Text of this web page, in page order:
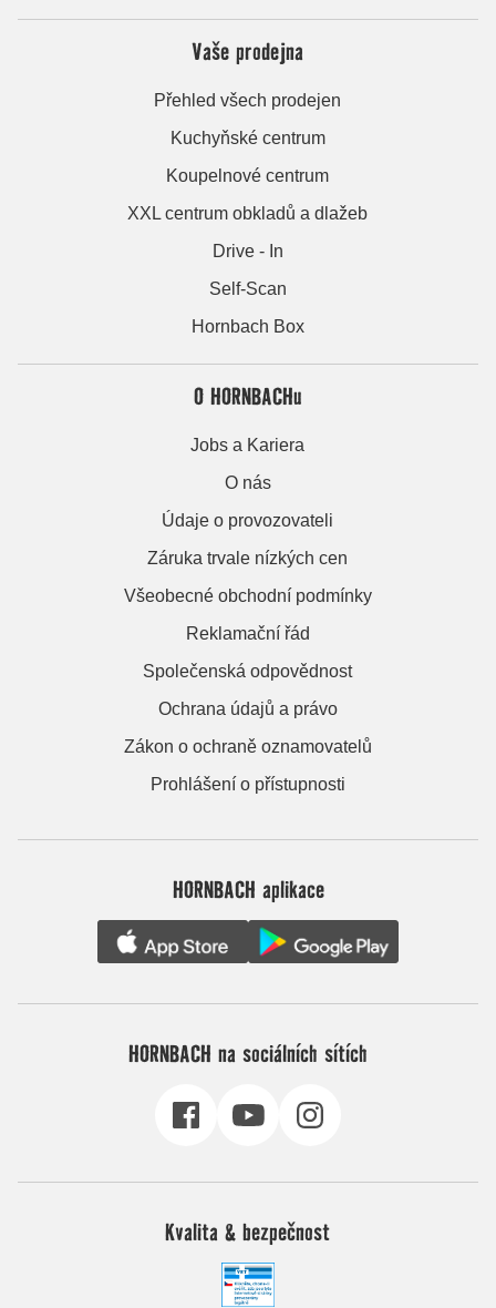
Vaše prodejna
Přehled všech prodejen
Kuchyňské centrum
Koupelnové centrum
XXL centrum obkladů a dlažeb
Drive - In
Self-Scan
Hornbach Box
O HORNBACHu
Jobs a Kariera
O nás
Údaje o provozovateli
Záruka trvale nízkých cen
Všeobecné obchodní podmínky
Reklamační řád
Společenská odpovědnost
Ochrana údajů a právo
Zákon o ochraně oznamovatelů
Prohlášení o přístupnosti
HORNBACH aplikace
HORNBACH na sociálních sítích
Kvalita & bezpečnost